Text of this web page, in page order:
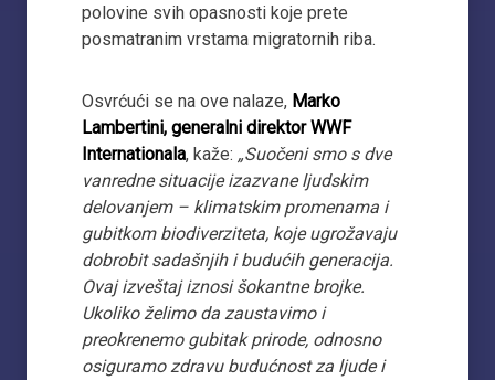
polovine svih opasnosti koje prete
posmatranim vrstama migratornih riba.
Osvrćući se na ove nalaze, Marko
Lambertini, generalni direktor WWF
Internationala, kaže: „Suočeni smo s dve
vanredne situacije izazvane ljudskim
delovanjem – klimatskim promenama i
gubitkom biodiverziteta, koje ugrožavaju
dobrobit sadašnjih i budućih generacija.
Ovaj izveštaj iznosi šokantne brojke.
Ukoliko želimo da zaustavimo i
preokrenemo gubitak prirode, odnosno
osiguramo zdravu budućnost za ljude i